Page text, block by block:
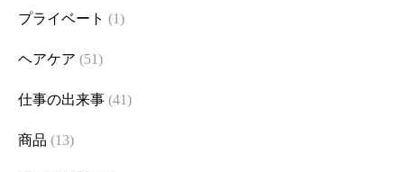
プライベート (1)
ヘアケア (51)
仕事の出来事 (41)
商品 (13)